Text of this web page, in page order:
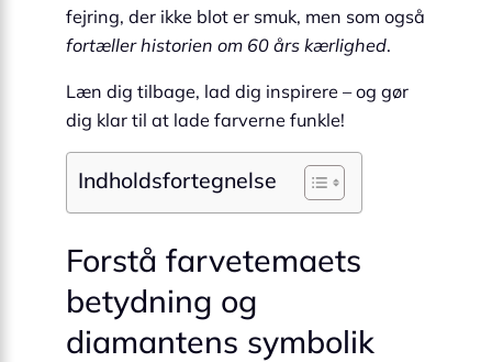
fejring, der ikke blot er smuk, men som også
fortæller historien om 60 års kærlighed.
Læn dig tilbage, lad dig inspirere – og gør
dig klar til at lade farverne funkle!
Indholdsfortegnelse
Forstå farvetemaets
betydning og
diamantens symbolik